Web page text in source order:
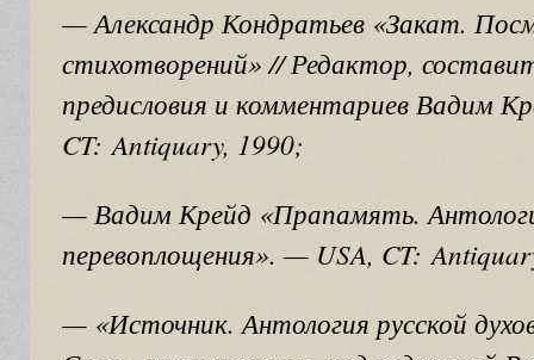
— Александр Кондратьев «Закат.
стихотворений» // Редактор,
предисловия и комментариев Вадим
CT: Antiquary, 1990;
— Вадим Крейд «Прапамять.
перевоплощения». — USA, CT:
— «Источник. Антология русской